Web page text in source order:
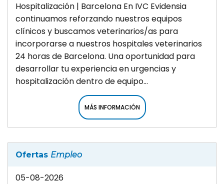
Hospitalización | Barcelona En IVC Evidensia
continuamos reforzando nuestros equipos
clínicos y buscamos veterinarios/as para
incorporarse a nuestros hospitales veterinarios
24 horas de Barcelona. Una oportunidad para
desarrollar tu experiencia en urgencias y
hospitalización dentro de equipo...
MÁS INFORMACIÓN
Ofertas Empleo
05-08-2026